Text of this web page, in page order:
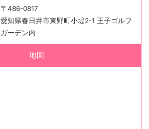
〒486-0817
愛知県春日井市東野町小堤2-1 王子ゴルフ
ガーデン内
地図